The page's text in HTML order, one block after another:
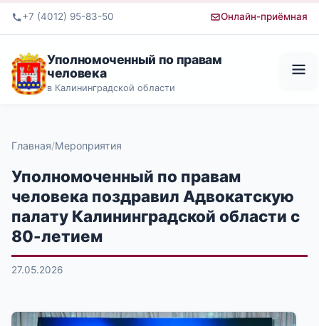
+7 (4012) 95-83-50 Онлайн-приёмная
Уполномоченный по правам
человека
в Калининградской области
Главная Мероприятия
Уполномоченный по правам
человека поздравил Адвокатскую
палату Калининградской области с
80-летием
27.05.2026